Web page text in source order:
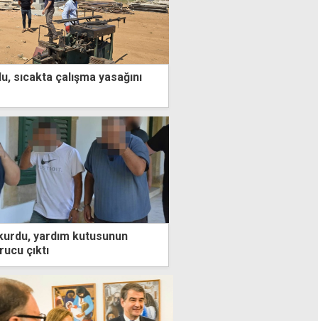
sıcakta çalışma yasağını
yardım kutusunun
çıktı